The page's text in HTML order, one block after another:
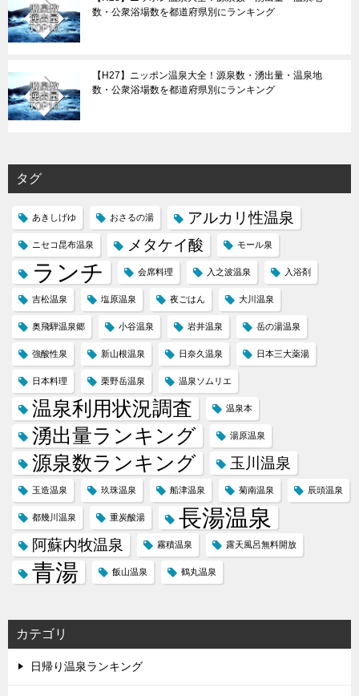
数・公衆浴場数を都道府県別にランキング
【H27】ニッポン温泉大全！源泉数・湧出量・温泉地
数・公衆浴場数を都道府県別にランキング
タグ
あきしげゆ おさるの湯 アルカリ性温泉
ニセコ昆布温泉 メタケイ酸 モール泉
ランチ 会席料理 入之波温泉 入浴剤
吉松温泉 塩原温泉 夜ごはん 大川温泉
奥飛騨温泉郷 小谷温泉 岩井温泉 岳の湯温泉
強酸性泉 新山根温泉 日奈久温泉 日本三大薬湯
日本料理 栗野岳温泉 温泉ソムリエ
温泉利用状況調査 温泉本
湧出量ランキング 湯原温泉
源泉数ランキング 玉川温泉
玉造温泉 玖珠温泉 船津温泉 菊南温泉 辰頭温泉
都幾川温泉 重炭酸湯 長湯温泉
阿蘇内牧温泉 霧積温泉 露天風呂無料開放
青湯 飯山温泉 鶴丸温泉
カテゴリ
日帰り温泉ランキング